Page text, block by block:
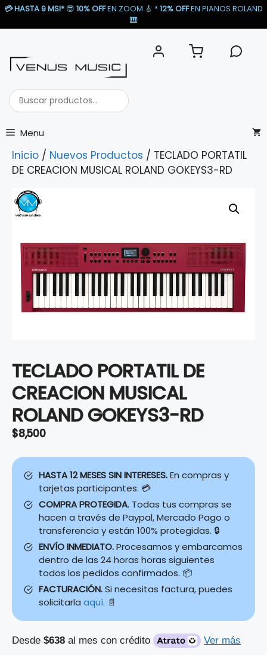
Saltar
💳HASTA 9 MSI* 😎 10% OFFEN ZOOM 🎸​ *12% OFFEN PIANOS ROLAND
🎹​
Buscar
productos...
Menu
Inicio / Nuevos Productos / TECLADO PORTATIL
DE CREACION MUSICAL ROLAND GOKEYS3-RD
TECLADO PORTATIL DE
CREACION MUSICAL
ROLAND GOKEYS3-RD
$8,500
HASTA 12 MESES SIN INTERESES.En compras y
tarjetas participantes. 💳
COMPRA PROTEGIDA. Todas tus compras se
hacen a través de Paypal, Mercado Pago o
transferencia y están 100% protegidas. 🔒
ENVÍO INMEDIATO.Procesamos y embarcamos
dentro de las 24 horas horas siguientes
todos los pedidos confirmados. 📦
FACTURACIÓN.Si necesitas factura, puedes
solicitarla aquí. 📄
Desde $638 al mes con crédito Ver más